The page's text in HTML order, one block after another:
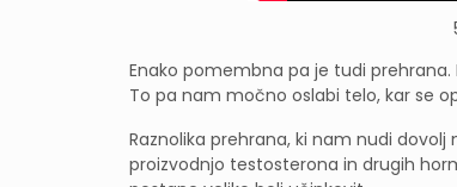
Enako pomembna pa je tudi
To pa nam močno oslabi telo, kar se
Raznolika prehrana, ki nam nudi
proizvodnjo testosterona in drugih